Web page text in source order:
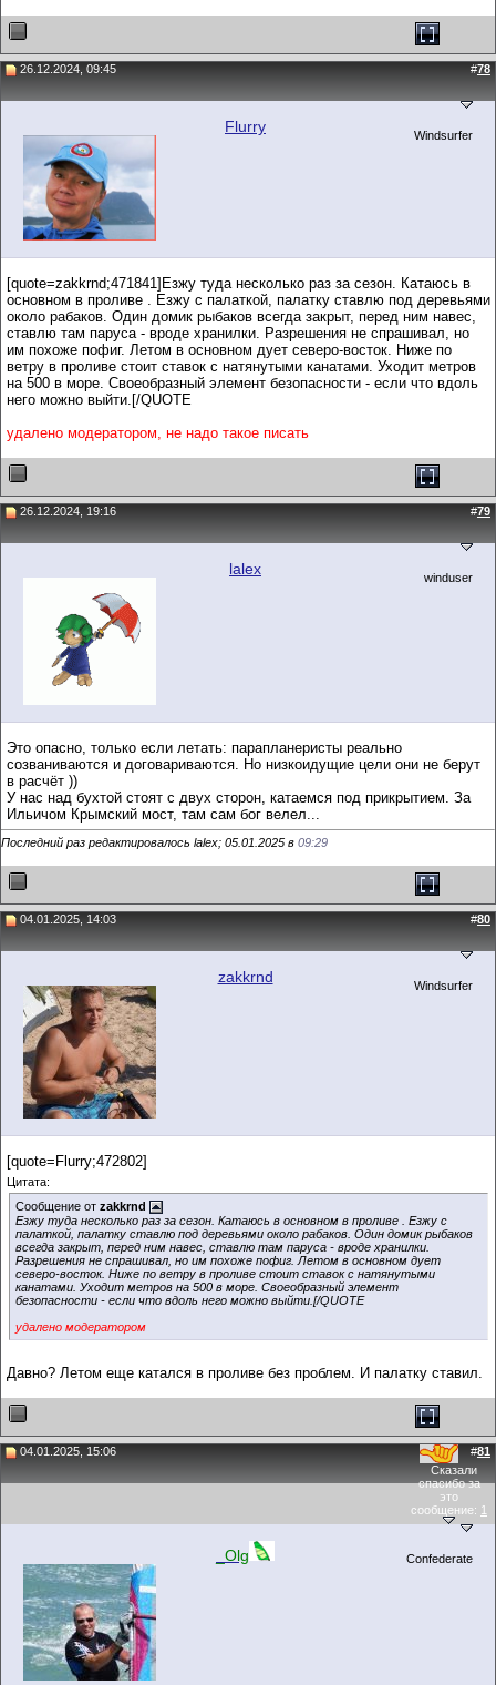
26.12.2024, 09:45 #78
Flurry Windsurfer
[quote=zakkrnd;471841]Езжу туда несколько раз за сезон. Катаюсь в
основном в проливе . Езжу с палаткой, палатку ставлю под деревьями
около рабаков. Один домик рыбаков всегда закрыт, перед ним навес,
ставлю там паруса - вроде хранилки. Разрешения не спрашивал, но
им похоже пофиг. Летом в основном дует северо-восток. Ниже по
ветру в проливе стоит ставок с натянутыми канатами. Уходит метров
на 500 в море. Своеобразный элемент безопасности - если что вдоль
него можно выйти.[/QUOTE
удалено модератором, не надо такое писать
26.12.2024, 19:16 #79
lalex winduser
Это опасно, только если летать: парапланеристы реально
созваниваются и договариваются. Но низкоидущие цели они не берут
в расчёт ))
У нас над бухтой стоят с двух сторон, катаемся под прикрытием. За
Ильичом Крымский мост, там сам бог велел...
Последний раз редактировалось lalex; 05.01.2025 в 09:29
04.01.2025, 14:03 #80
zakkrnd Windsurfer
[quote=Flurry;472802]
Цитата:
Сообщение от zakkrnd
Езжу туда несколько раз за сезон. Катаюсь в основном в проливе . Езжу с
палаткой, палатку ставлю под деревьями около рабаков. Один домик рыбаков
всегда закрыт, перед ним навес, ставлю там паруса - вроде хранилки.
Разрешения не спрашивал, но им похоже пофиг. Летом в основном дует
северо-восток. Ниже по ветру в проливе стоит ставок с натянутыми
канатами. Уходит метров на 500 в море. Своеобразный элемент
безопасности - если что вдоль него можно выйти.[/QUOTE
удалено модератором
Давно? Летом еще катался в проливе без проблем. И палатку ставил.
04.01.2025, 15:06 #81
Сказали
спасибо за
это
сообщение: 1
_Olg Confederate